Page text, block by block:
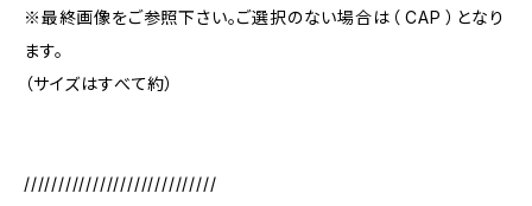
※最終画像をご参照下さい。ご選択のない場合は（ CAP ）となり
ます。
（サイズはすべて約）
////////////////////////////